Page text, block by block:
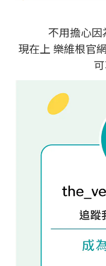
不用擔心因
現在上 樂維根官網